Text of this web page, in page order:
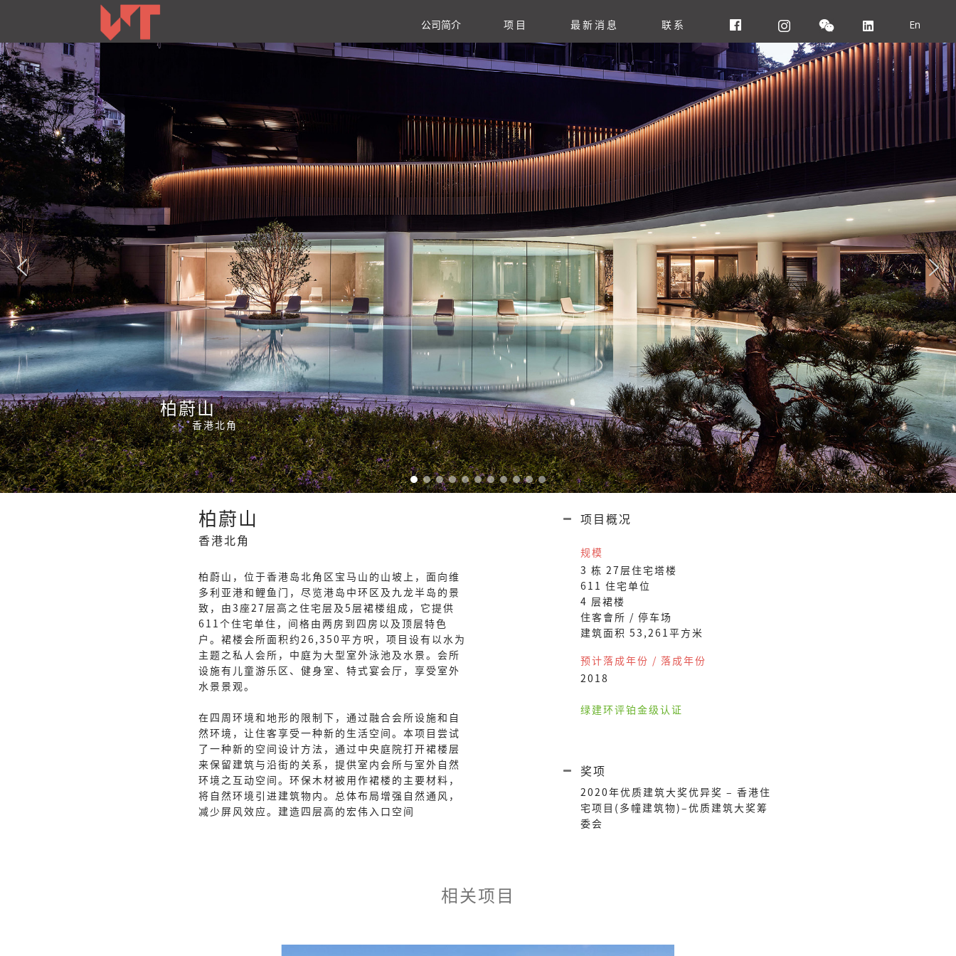
公司简介 项目 最新消息 联系 En
柏蔚山
香港北角
柏蔚山
香港北角
柏蔚山，位于香港岛北角区宝马山的山坡上，面向维
多利亚港和鲤鱼门，尽览港岛中环区及九龙半岛的景
致，由3座27层高之住宅层及5层裙楼组成，它提供
611个住宅单住，间格由两房到四房以及顶层特色
户。裙楼会所面积约26,350平方呎，项目设有以水为
主题之私人会所，中庭为大型室外泳池及水景。会所
设施有儿童游乐区、健身室、特式宴会厅，享受室外
水景景观。
在四周环境和地形的限制下，通过融合会所设施和自
然环境，让住客享受一种新的生活空间。本项目尝试
了一种新的空间设计方法，通过中央庭院打开裙楼层
来保留建筑与沿街的关系，提供室内会所与室外自然
环境之互动空间。环保木材被用作裙楼的主要材料，
将自然环境引进建筑物内。总体布局增强自然通风，
减少屏风效应。建造四层高的宏伟入口空间
项目概况
规模
3 栋 27层住宅塔楼
611 住宅单位
4 层裙楼
住客會所 / 停车场
建筑面积 53,261平方米
预计落成年份 / 落成年份
2018
绿建环评铂金级认证
奖项
2020年优质建筑大奖优异奖 – 香港住
宅项目(多幢建筑物)–优质建筑大奖筹
委会
相关项目